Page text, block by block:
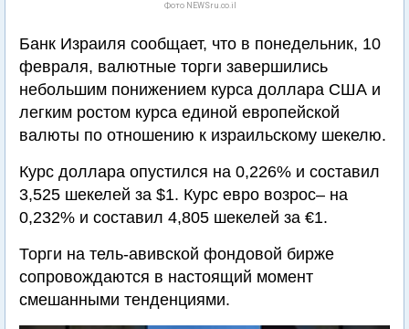
Фото NEWSru.co.il
Банк Израиля сообщает, что в понедельник, 10
февраля, валютные торги завершились
небольшим понижением курса доллара США и
легким ростом курса единой европейской
валюты по отношению к израильскому шекелю.
Курс доллара опустился на 0,226% и составил
3,525 шекелей за $1. Курс евро возрос– на
0,232% и составил 4,805 шекелей за €1.
Торги на тель-авивской фондовой бирже
сопровождаются в настоящий момент
смешанными тенденциями.